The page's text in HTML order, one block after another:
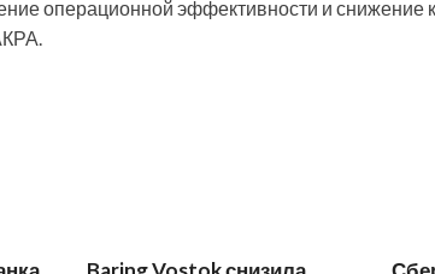
операционной эффективности и снижение